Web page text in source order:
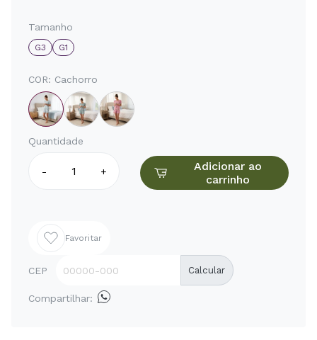
Tamanho
G3 G1
COR: Cachorro
Quantidade
- +
Adicionar ao
carrinho
Favoritar
CEP Calcular
Compartilhar: